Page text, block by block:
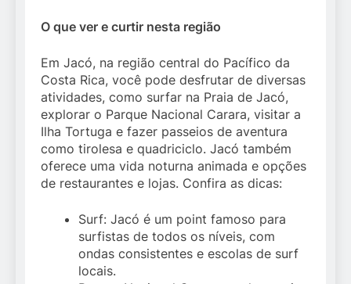
O que ver e curtir nesta região
Em Jacó, na região central do Pacífico da
Costa Rica, você pode desfrutar de diversas
atividades, como surfar na Praia de Jacó,
explorar o Parque Nacional Carara, visitar a
Ilha Tortuga e fazer passeios de aventura
como tirolesa e quadriciclo. Jacó também
oferece uma vida noturna animada e opções
de restaurantes e lojas. Confira as dicas:
Surf: Jacó é um point famoso para
surfistas de todos os níveis, com
ondas consistentes e escolas de surf
locais.